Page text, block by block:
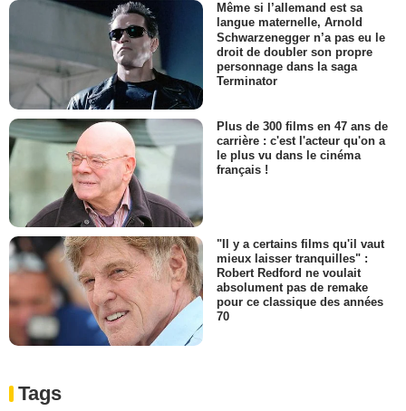
Même si l’allemand est sa
langue maternelle, Arnold
Schwarzenegger n’a pas eu le
droit de doubler son propre
personnage dans la saga
Terminator
Plus de 300 films en 47 ans de
carrière : c'est l'acteur qu'on a
le plus vu dans le cinéma
français !
"Il y a certains films qu'il vaut
mieux laisser tranquilles" :
Robert Redford ne voulait
absolument pas de remake
pour ce classique des années
70
Tags